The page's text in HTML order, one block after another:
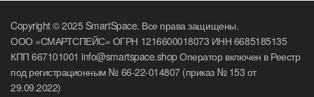
Copyright © 2025 SmartSpace. Все права защищены.
ООО «СМАРТСПЕЙС» ОГРН 1216600018073 ИНН 6685185135
КПП 667101001 info@smartspace.shop Оператор включен в Реестр
под регистрационным № 66-22-014807 (приказ № 153 от
29.09.2022)